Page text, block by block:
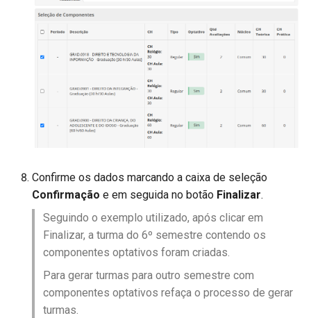
Confirme os dados marcando a caixa de seleção
Confirmação e em seguida no botão Finalizar.​
Seguindo o exemplo utilizado, após clicar em
Finalizar, a turma do 6º semestre contendo os
componentes optativos foram criadas.
Para gerar turmas para outro semestre com
componentes optativos refaça o processo de gerar
turmas.